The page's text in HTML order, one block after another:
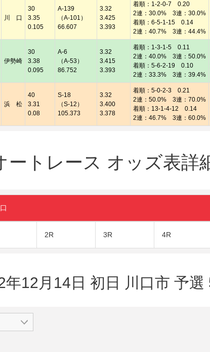
川 口
30
3.35
0.105
A-139
（A-101）
66.607
3.32
3.425
3.393
着順：1-2-0-7 0.20
2連：30.0% 3連：30.0%
着順：6-5-1-15 0.14
2連：40.7% 3連：44.4%
伊勢崎
30
3.38
0.095
A-6
（A-53）
86.752
3.32
3.415
3.393
着順：1-3-1-5 0.11
2連：40.0% 3連：50.0%
着順：5-6-2-19 0.10
2連：33.3% 3連：39.4%
浜 松
40
3.31
0.08
S-18
（S-12）
105.373
3.32
3.400
3.378
着順：5-0-2-3 0.21
2連：50.0% 3連：70.0%
着順：13-1-4-12 0.14
2連：46.7% 3連：60.0%
ートレース オッズ表詳
2R 3R 4R
12月14日 初日 川口市 予選